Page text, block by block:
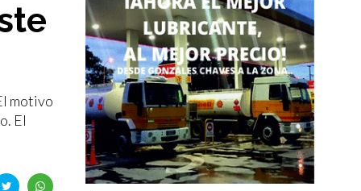
motivo
El